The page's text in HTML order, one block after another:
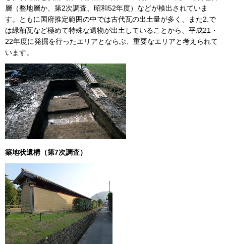
層（整地層か、第2次調査、昭和52年度）などが検出されていま
す。ともに国府推定範囲の中では古代瓦の出土量が多く、また2.で
は緑釉瓦など極めて特殊な遺物が出土していることから、平成21・
22年度に発掘を行ったエリアとならぶ、重要なエリアと考えられて
います。
築地状遺構（第7次調査）